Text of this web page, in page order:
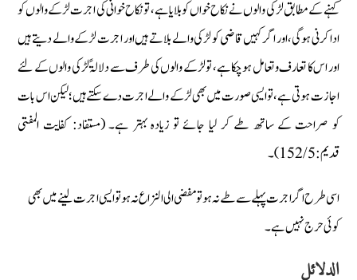
کہنے کے مطابق لڑکی والوں نے نکاح خواں کو بلایا ہے، تو نکاح خوانی کی اجرت لڑکے والوں کو
ادا کرنی ہوگی، اور اگر کہیں قاضی کو لڑکی والے بلاتے ہیں اور اجرت لڑکے والے دیتے ہیں
اور اس کا تعارف وتعامل ہوچکا ہے، تو لڑکے والوں کی طرف سے دلالۃً لڑکی والوں کے لئے
اجازت ہوتی ہے، تو ایسی صورت میں بھی لڑکے والے اجرت دے سکتے ہیں؛ لیکن اس بات
کو صراحت کے ساتھ طے کر لیا جائے تو زیادہ بہتر ہے۔ (مستفاد: کفایت المفتی
قدیم:5/ 152) ۔
اسی طرح اگر اجرت پہلے سے طے نہ ہو تو مفضی الی النزاع نہ ہو تو ایسی اجرت لینے میں بھی
کوئی حرج نہیں ہے۔
الدلائل